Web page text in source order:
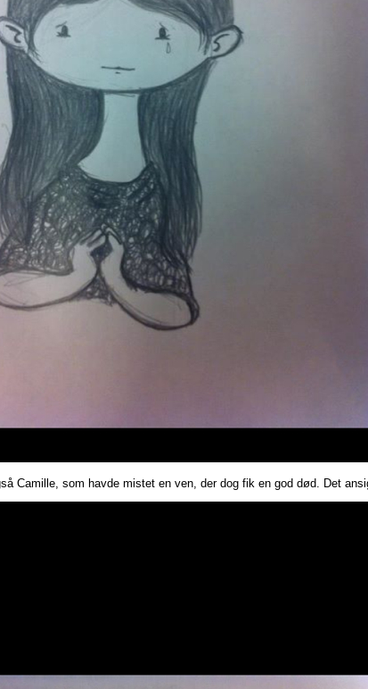
Camille, som havde mistet en ven, der dog fik en god død. Det